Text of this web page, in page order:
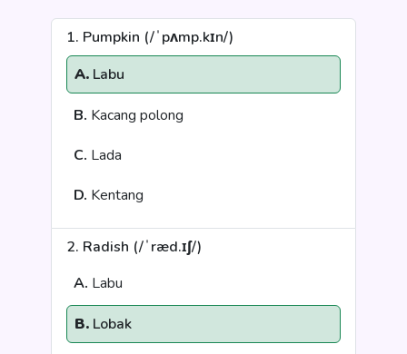
1. Pumpkin (/ˈpʌmp.kɪn/)
A. Labu
B. Kacang polong
C. Lada
D. Kentang
2. Radish (/ˈræd.ɪʃ/)
A. Labu
B. Lobak